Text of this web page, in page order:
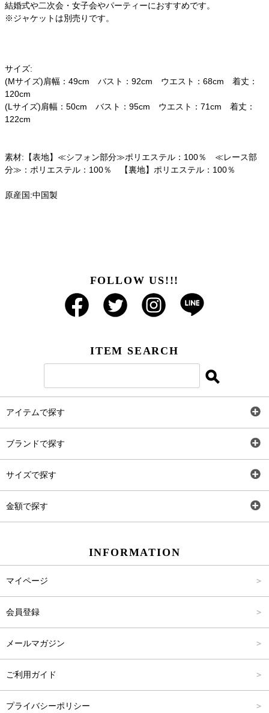
結婚式や二次会・女子会やパーティーにおすすめです。
※ジャケットは別売りです。
サイズ:
(Mサイズ)肩幅：49cm バスト：92cm ウエスト：68cm 着丈：
120cm
(Lサイズ)肩幅：50cm バスト：95cm ウエスト：71cm 着丈：
122cm
素材:【表地】≪シフォン部分≫ポリエステル：100％ ≪レース部
分≫：ポリエステル：100％ 【裏地】ポリエステル：100％
原産国:中国製
FOLLOW US!!!
ITEM SEARCH
アイテムで探す
ブランドで探す
サイズで探す
金額で探す
INFORMATION
マイページ
会員登録
メールマガジン
ご利用ガイド
プライバシーポリシー